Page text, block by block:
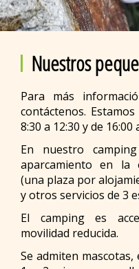
Nuestros
Para más
contáctenos.
8:30 a 12:30 y de 16:00
En nuestro
aparcamiento en la
(una plaza por
y otros servicios de 3
El camping es
movilidad reducida.
Se admiten